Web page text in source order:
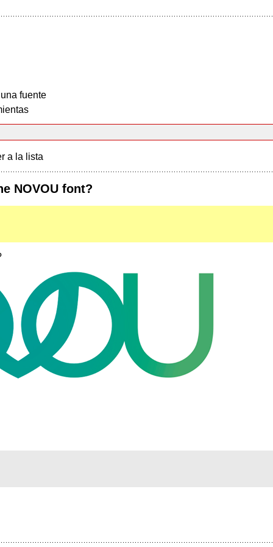
fuente
a la lista
NOVOU font?